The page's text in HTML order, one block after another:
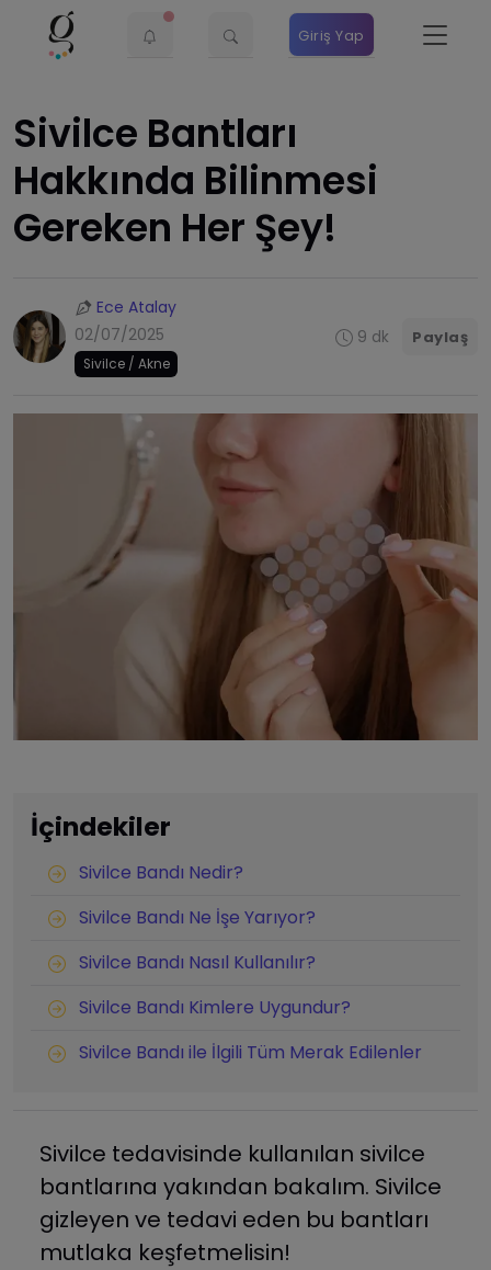
Giriş Yap
Sivilce Bantları
Hakkında Bilinmesi
Gereken Her Şey!
Ece Atalay
02/07/2025
Sivilce / Akne
9 dk Paylaş
İçindekiler
Sivilce Bandı Nedir?
Sivilce Bandı Ne İşe Yarıyor?
Sivilce Bandı Nasıl Kullanılır?
Sivilce Bandı Kimlere Uygundur?
Sivilce Bandı ile İlgili Tüm Merak Edilenler
Sivilce tedavisinde kullanılan sivilce
bantlarına yakından bakalım. Sivilce
gizleyen ve tedavi eden bu bantları
mutlaka keşfetmelisin!